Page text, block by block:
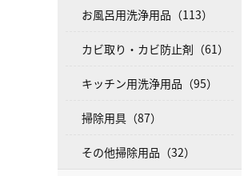
お風呂用洗浄用品（113）
カビ取り・カビ防止剤（61）
キッチン用洗浄用品（95）
掃除用具（87）
その他掃除用品（32）